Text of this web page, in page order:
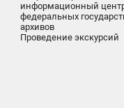
информационный
федеральных
архивов
Проведение экскурсий